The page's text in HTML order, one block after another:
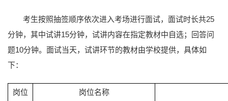
考生按照抽签顺序依次进入考场进行面试，面试时长共25
分钟，其中试讲15分钟，试讲内容在指定教材中自选；回答问
题10分钟。面试当天，试讲环节的教材由学校提供，具体如
下：
岗位
岗位名称